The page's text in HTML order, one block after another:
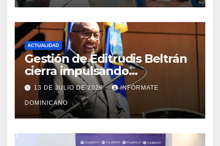
ACTUALIDAD
Gestión de Editrudis Beltrán
cierra impulsando
modernización, expansión y
transformación institucional
13 DE JULIO DE 2026 INFÓRMATE
DOMINICANO